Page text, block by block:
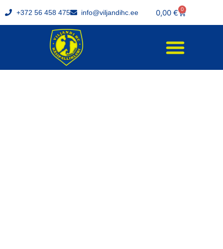
+372 56 458 475 info@viljandihc.ee 0,00 € 0